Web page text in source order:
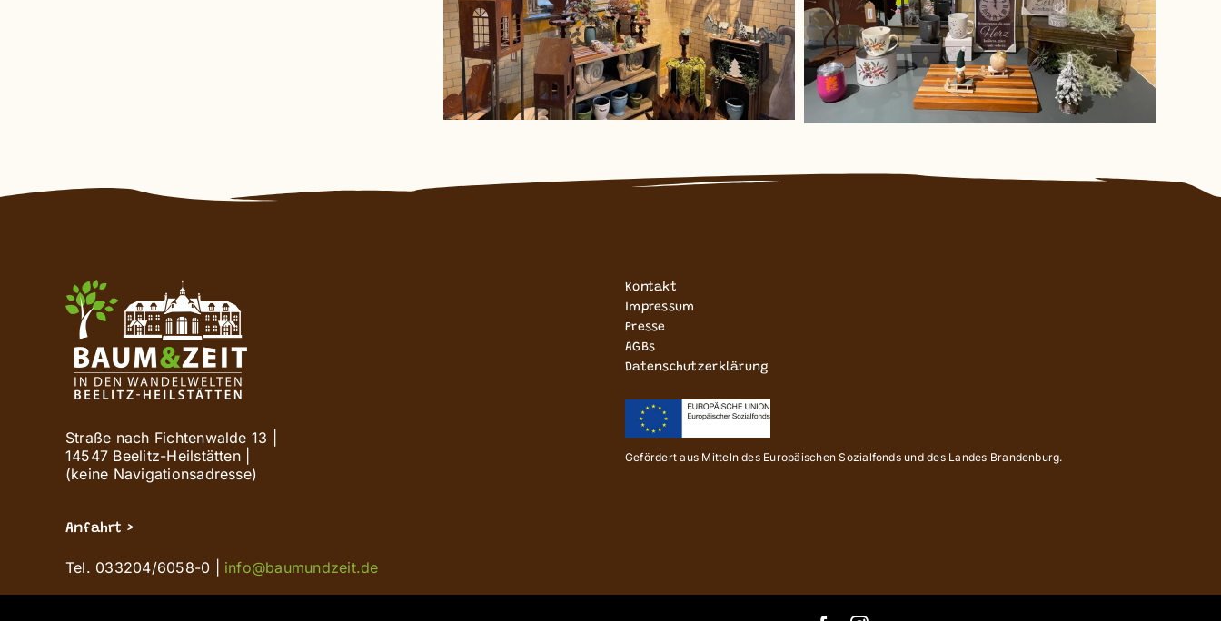
Straße nach Fichtenwalde 13 |
14547 Beelitz-Heilstätten |
(keine Navigationsadresse)
Anfahrt >
Tel. 033204/6058-0 | info@baumundzeit.de
Kontakt
Impressum
Presse
AGBs
Datenschutzerklärung
Gefördert aus Mitteln des Europäischen Sozialfonds und des Landes Brandenburg.